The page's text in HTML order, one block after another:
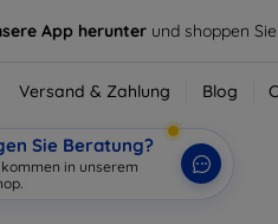
App herunter und shoppen
Versand & Zahlung Blog
Sie Beratung?
in unserem